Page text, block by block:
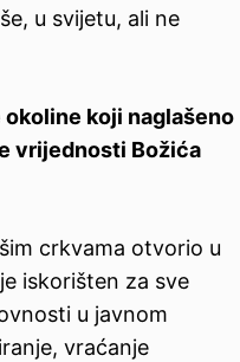
u svijetu, ali ne
koji naglašeno
vrijednosti Božića
crkvama otvorio u
iskorišten za sve
u javnom
vraćanje